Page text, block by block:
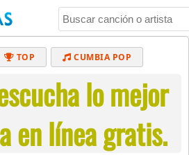
TOP CUMBIA POP
MUSICA CRISTIANA
BALADAS ALTERNATIVO
CUMBIAS
lo mejor
en línea gratis.